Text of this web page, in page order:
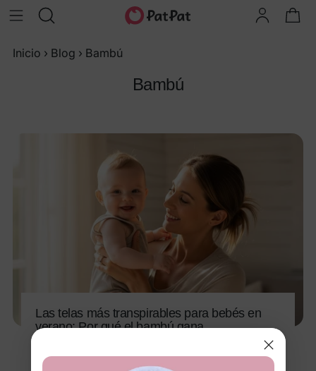
Inicio › Blog › Bambú
Bambú
Las telas más transpirables para bebés en
verano: Por qué el bambú gana